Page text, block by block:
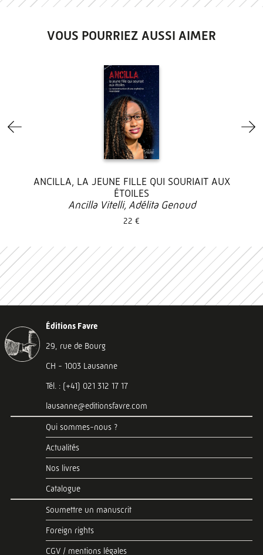
VOUS POURRIEZ AUSSI AIMER
ANCILLA, LA JEUNE FILLE QUI SOURIAIT AUX
ÉTOILES
Ancilla Vitelli, Adélita Genoud
22 €
Éditions Favre
29, rue de Bourg
CH - 1003 Lausanne
Tél. : (+41) 021 312 17 17
lausanne@editionsfavre.com
Qui sommes-nous ?
Actualités
Nos livres
Catalogue
Soumettre un manuscrit
Foreign rights
CGV / mentions légales